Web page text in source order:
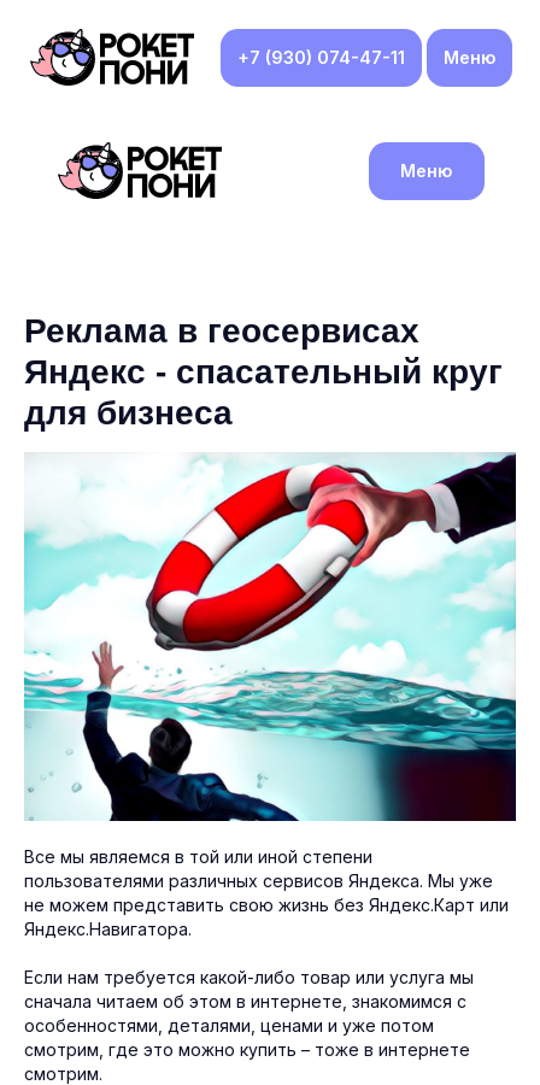
+7 (930) 074-47-11 Меню
Меню
Реклама в геосервисах
Яндекс - спасательный круг
для бизнеса
Все мы являемся в той или иной степени
пользователями различных сервисов Яндекса. Мы уже
не можем представить свою жизнь без Яндекс.Карт или
Яндекс.Навигатора.
Если нам требуется какой-либо товар или услуга мы
сначала читаем об этом в интернете, знакомимся с
особенностями, деталями, ценами и уже потом
смотрим, где это можно купить – тоже в интернете
смотрим.